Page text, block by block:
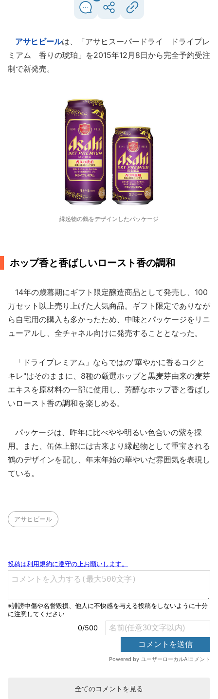
アサヒビールは、「アサヒスーパードライ ドライプレ
ミアム 香りの琥珀」を2015年12月8日から完全予約受注
制で新発売。
縁起物の鶴をデザインしたパッケージ
ホップ香と香ばしいロースト香の調和
14年の歳暮期にギフト限定醸造商品として発売し、100
万セット以上売り上げた人気商品。ギフト限定でありなが
ら自宅用の購入も多かったため、中味とパッケージをリニ
ューアルし、全チャネル向けに発売することとなった。
「ドライプレミアム」ならではの"華やかに香るコクと
キレ"はそのままに、8種の厳選ホップと黒麦芽由来の麦芽
エキスを原材料の一部に使用し、芳醇なホップ香と香ばし
いロースト香の調和を楽しめる。
パッケージは、昨年に比べやや明るい色合いの紫を採
用。また、缶体上部には古来より縁起物として重宝される
鶴のデザインを配し、年末年始の華やいだ雰囲気を表現し
ている。
アサヒビール
全てのコメントを見る